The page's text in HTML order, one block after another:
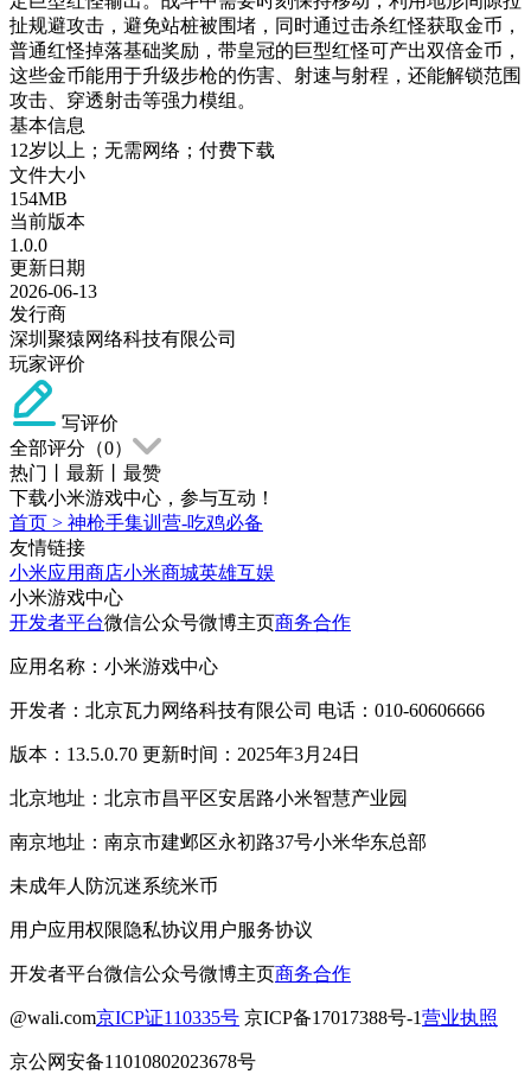
扯规避攻击，避免站桩被围堵，同时通过击杀红怪获取金币，
普通红怪掉落基础奖励，带皇冠的巨型红怪可产出双倍金币，
这些金币能用于升级步枪的伤害、射速与射程，还能解锁范围
攻击、穿透射击等强力模组。
基本信息
12岁以上；无需网络；付费下载
文件大小
154MB
当前版本
1.0.0
更新日期
2026-06-13
发行商
深圳聚猿网络科技有限公司
玩家评价
写评价
全部评分（0）
热门
最新
最赞
下载小米游戏中心，参与互动！
首页 > 神枪手集训营-吃鸡必备
友情链接
小米应用商店小米商城英雄互娱
小米游戏中心
开发者平台微信公众号微博主页商务合作
应用名称：小米游戏中心
开发者：北京瓦力网络科技有限公司 电话：010-60606666
版本：13.5.0.70 更新时间：2025年3月24日
北京地址：北京市昌平区安居路小米智慧产业园
南京地址：南京市建邺区永初路37号小米华东总部
未成年人防沉迷系统米币
用户应用权限隐私协议用户服务协议
开发者平台微信公众号微博主页商务合作
@wali.com京ICP证110335号 京ICP备17017388号-1营业执照
京公网安备11010802023678号